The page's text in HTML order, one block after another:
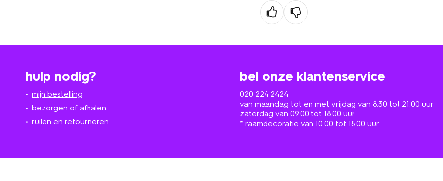
hulp nodig?
mijn bestelling
bezorgen of afhalen
ruilen en retourneren
bel onze klantenservice
020 224 2424
van maandag tot en met vrijdag van 8.30 tot 21.00 uur
zaterdag van 09.00 tot 18.00 uur
* raamdecoratie van 10.00 tot 18.00 uur